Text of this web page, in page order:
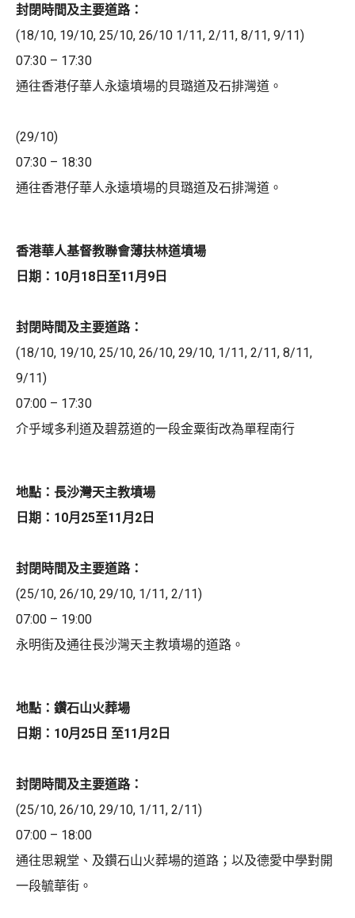
封閉時間及主要道路：
(18/10, 19/10, 25/10, 26/10 1/11, 2/11, 8/11, 9/11)
07:30 – 17:30
通往香港仔華人永遠墳場的貝璐道及石排灣道。
(29/10)
07:30 – 18:30
通往香港仔華人永遠墳場的貝璐道及石排灣道。
香港華人基督教聯會薄扶林道墳場
日期：10月18日至11月9日
封閉時間及主要道路：
(18/10, 19/10, 25/10, 26/10, 29/10, 1/11, 2/11, 8/11,
9/11)
07:00 – 17:30
介乎域多利道及碧荔道的一段金粟街改為單程南行
地點：長沙灣天主教墳場
日期：10月25至11月2日
封閉時間及主要道路：
(25/10, 26/10, 29/10, 1/11, 2/11)
07:00 – 19:00
永明街及通往長沙灣天主教墳場的道路。
地點：鑽石山火葬場
日期：10月25日 至11月2日
封閉時間及主要道路：
(25/10, 26/10, 29/10, 1/11, 2/11)
07:00 – 18:00
通往思親堂、及鑽石山火葬場的道路；以及德愛中學對開
一段毓華街。